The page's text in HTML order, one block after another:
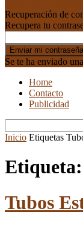
Recuperación de
Recupera tu
Se te ha enviado
Home
Contacto
Publicidad
Inicio Etiquetas
Tubos